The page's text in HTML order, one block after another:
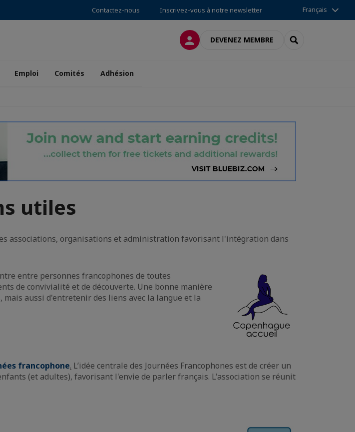
Contactez-nous Inscrivez-vous à notre newsletter Français
CONNEXIONDEVENEZ MEMBRE RECHERCHER
Emploi Comités Adhésion
utiles
associations, organisations et administration favorisant l'intégration dans
entre personnes francophones de toutes
de convivialité et de découverte. Une bonne manière
aussi d'entretenir des liens avec la langue et la
francophone. L’idée centrale des Journées Francophones est de créer un
(et adultes), favorisant l'envie de parler français. L'association se réunit